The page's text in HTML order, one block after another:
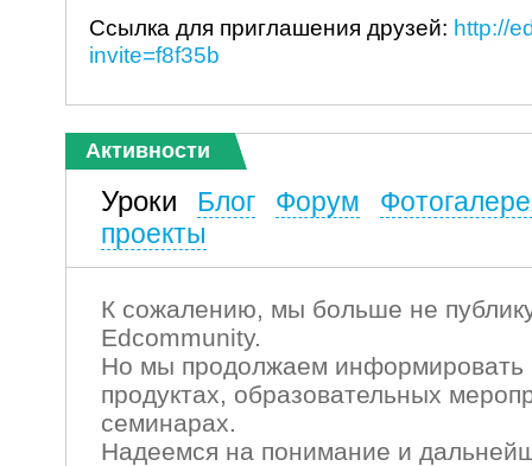
Ссылка для приглашения друзей: http://
invite=f8f35b
Активности
Уроки Блог Форум
проекты
К сожалению, мы больше не
Edcommunity.
Но мы продолжаем информировать
продуктах, образовательных
семинарах.
Надеемся на понимание и